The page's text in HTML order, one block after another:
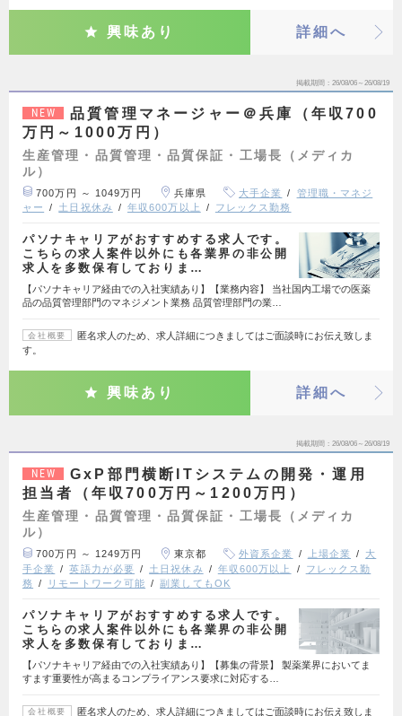
興味あり 詳細へ
掲載期間 26/08/06～26/08/19
NEW
品質管理マネージャー＠兵庫（年収700
万円～1000万円）
生産管理・品質管理・品質保証・工場長（メディカ
ル）
700万円 ～ 1049万円 兵庫県 大手企業
管理職・マネジ
ャー
土日祝休み 年収600万以上 フレックス勤務
パソナキャリアがおすすめする求人です。
こちらの求人案件以外にも各業界の非公開
求人を多数保有しておりま…
【パソナキャリア経由での入社実績あり】【業務内容】 当社国内工場での医薬
品の品質管理部門のマネジメント業務 品質管理部門の業…
会社概要
匿名求人のため、求人詳細につきましてはご面談時にお伝え致しま
す。
興味あり 詳細へ
掲載期間 26/08/06～26/08/19
NEW
GxP部門横断ITシステムの開発・運用
担当者（年収700万円～1200万円）
生産管理・品質管理・品質保証・工場長（メディカ
ル）
700万円 ～ 1249万円 東京都 外資系企業 上場企業
大
手企業
英語力が必要 土日祝休み 年収600万以上
フレックス勤
務
リモートワーク可能 副業してもOK
パソナキャリアがおすすめする求人です。
こちらの求人案件以外にも各業界の非公開
求人を多数保有しておりま…
【パソナキャリア経由での入社実績あり】【募集の背景】 製薬業界においてま
すます重要性が高まるコンプライアンス要求に対応する…
会社概要 匿名求人のため、求人詳細につきましてはご面談時にお伝え致しま